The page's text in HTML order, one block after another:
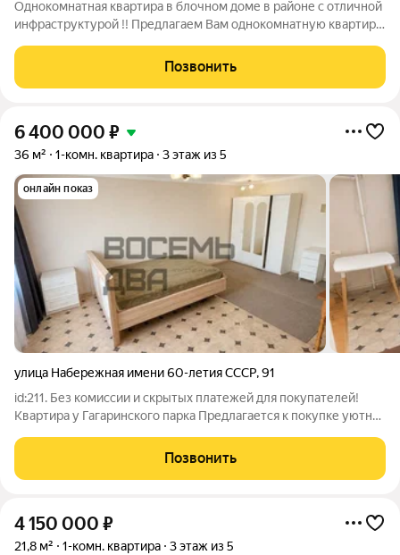
Однокомнатная квартира в блочном доме в районе с отличной
инфраструктурой !! Предлагаем Вам однокомнатную квартиру,
дома на ул. Маршала Василевского. Общая площадь квартиры
35,4 кв.м, жилая
Позвонить
6 400 000 ₽
36 м² 1-комн. квартира 3 этаж из 5
онлайн показ
улица Набережная имени 60-летия СССР,91
id:211. Без комиссии и скрытых платежей для покупателей!
Квартира у Гагаринского парка Предлагается к покупке уютная
этаже 5-этажного блочного дома. Жилая площадь составляет
Позвонить
4 150 000 ₽
21,8 м² 1-комн. квартира 3 этаж из 5